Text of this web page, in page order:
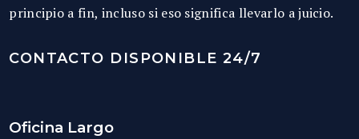
principio a fin, incluso si eso significa llevarlo a juicio.
CONTACTO DISPONIBLE 24/7
Oficina Largo